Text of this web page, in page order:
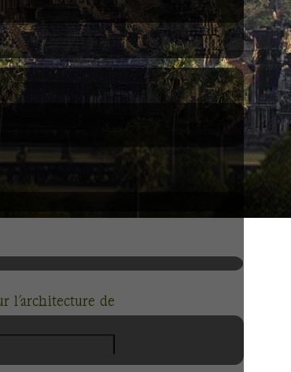
l'architecture de
centaines de